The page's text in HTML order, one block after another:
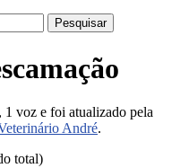
1 voz e foi atualizado pela
André.
total)